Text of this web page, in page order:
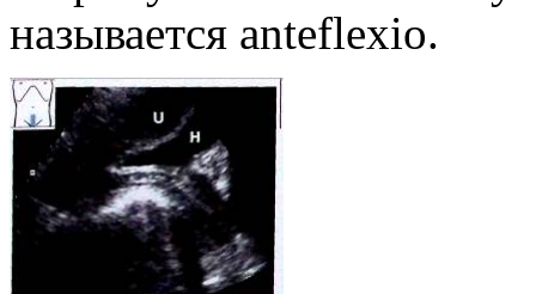
называется anteflexio.